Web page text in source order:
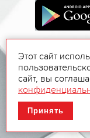
Этот сайт
сайт, вы
Принять